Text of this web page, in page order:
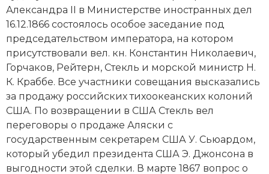
Александра II в Министерстве иностранных дел
16.12.1866 состоялось особое заседание под
председательством императора, на котором
присутствовали вел. кн. Константин Николаевич,
Горчаков, Рейтерн, Стекль и морской министр Н.
К. Краббе. Все участники совещания высказались
за продажу российских тихоокеанских колоний
США. По возвращении в США Стекль вел
переговоры о продаже Аляски с
государственным секретарем США У. Сьюардом,
который убедил президента США Э. Джонсона в
выгодности этой сделки. В марте 1867 вопрос о